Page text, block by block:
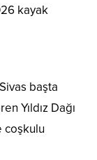
kayak
başta
Yıldız Dağı
coşkulu